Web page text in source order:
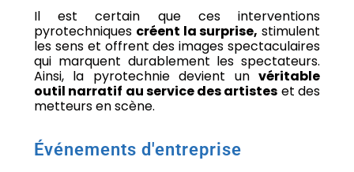
Il est certain que ces interventions
pyrotechniques créent la surprise, stimulent
les sens et offrent des images spectaculaires
qui marquent durablement les spectateurs.
Ainsi, la pyrotechnie devient un véritable
outil narratif au service des artistes et des
metteurs en scène.
Événements d'entreprise